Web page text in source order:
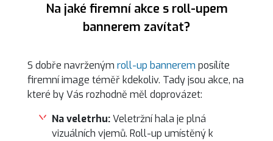
Na jaké firemní akce s roll-upem
bannerem zavítat?
S dobře navrženým roll-up bannerem posílíte
firemní image téměř kdekoliv. Tady jsou akce, na
které by Vás rozhodně měl doprovázet:
Na veletrhu:Veletržní hala je plná
vizuálních vjemů. Roll-up umístěný k